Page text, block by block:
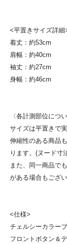
<平置きサイズ詳細
着丈：約53cm
肩幅：約40cm
袖丈：約27cm
身幅：約46cm
〈各計測部位につい
サイズは平置きで
伸縮性のある商品
ります。(ヌード寸
また、同一商品で
がある場合もござ
<仕様>
チェルシーカラー
フロントボタン＆